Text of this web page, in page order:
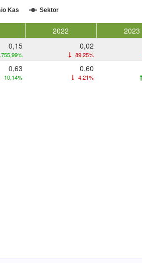
Kas Sektor
2022 2023
0,15 0,02
89,25%
0,63
10,14%
0,60
4,21%